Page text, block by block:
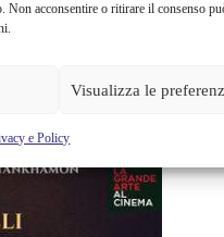
Non acconsentire o ritirare il consenso
Visualizza le
e Policy
e poco noti del